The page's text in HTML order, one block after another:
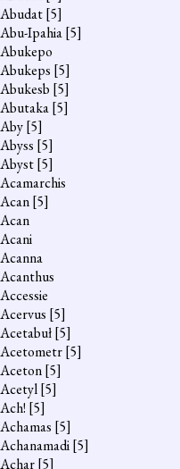
Abudat[5]
Abu-Ipahia[5]
Abukepo
Abukeps [5]
Abukesb [5]
Abutaka[5]
Aby[5]
Abyss [5]
Abyst[5]
Acamarchis
Acan[5]
Acan
Acani
Acanna
Acanthus
Accessie
Acervus [5]
Acetabuł[5]
Acetometr[5]
Aceton[5]
Acetyl[5]
Ach! [5]
Achamas [5]
Achanamadi[5]
Achar[5]